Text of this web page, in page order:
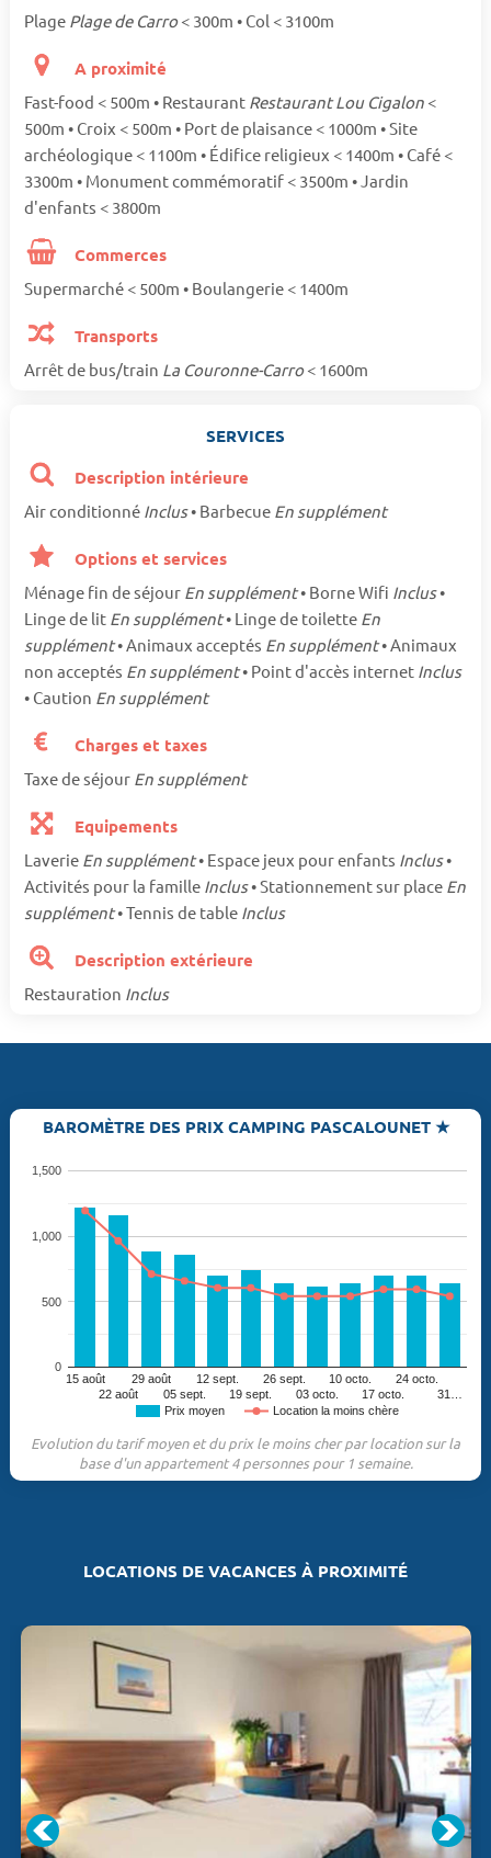
Plage Plage de Carro< 300m • Col < 3100m
A proximité
Fast-food < 500m • Restaurant Restaurant Lou Cigalon <
500m • Croix < 500m • Port de plaisance < 1000m • Site
archéologique < 1100m • Édifice religieux < 1400m • Café <
3300m • Monument commémoratif < 3500m • Jardin
d'enfants < 3800m
Commerces
Supermarché < 500m • Boulangerie < 1400m
Transports
Arrêt de bus/train La Couronne-Carro< 1600m
SERVICES
Description intérieure
Air conditionné Inclus• Barbecue En supplément
Options et services
Ménage fin de séjour En supplément• Borne Wifi Inclus•
Linge de lit En supplément• Linge de toilette En
supplément• Animaux acceptés En supplément• Animaux
non acceptés En supplément• Point d'accès internet Inclus
• Caution En supplément
Charges et taxes
Taxe de séjour En supplément
Equipements
Laverie En supplément• Espace jeux pour enfants Inclus•
Activités pour la famille Inclus• Stationnement sur place En
supplément• Tennis de table Inclus
Description extérieure
Restauration Inclus
BAROMÈTRE DES PRIX CAMPING PASCALOUNET ★
Prix moyen Location la moins chère
15 août
22 août
29 août
05 sept.
12 sept.
19 sept.
26 sept.
03 octo.
10 octo.
17 octo.
24 octo.
31…
0
500
1,000
1,500
Evolution du tarif moyen et du prix le moins cher par location sur la
base d'un appartement 4 personnes pour 1 semaine.
LOCATIONS DE VACANCES À PROXIMITÉ